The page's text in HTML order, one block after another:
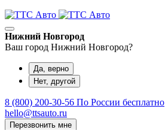
Нижний Новгород
Ваш город Нижний Новгород?
Да, верно
Нет, другой
8 (800) 200-30-56 По России бесплатно
hello@ttsauto.ru
Перезвонить мне